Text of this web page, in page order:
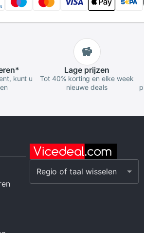
*
kunt u
Lage prijzen
Tot 40% korting en elke week
nieuwe deals
Regio of taal wisselen